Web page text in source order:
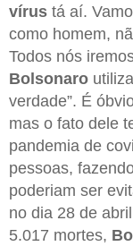
vírus tá aí.
como homem,
Todos nós
Bolsonaro
verdade”. É
mas o fato dele
pandemia de
pessoas,
poderiam ser
no dia 28 de
5.017 mortes,